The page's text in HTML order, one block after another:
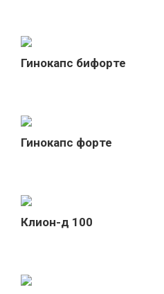
Гинокапс бифорте
Гинокапс форте
Клион-д 100